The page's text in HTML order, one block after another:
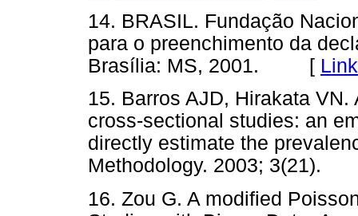
14. BRASIL. Fundação
para o preenchimento da
Brasília: MS, 2001. [
15. Barros AJD, Hirakata
cross-sectional studies: an
directly estimate the
Methodology. 2003;
16. Zou G. A modified